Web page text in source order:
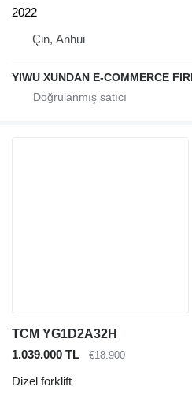
2022
Çin, Anhui
YIWU XUNDAN E-COMMERCE
TCM YG1D2A32H
1.039.000 TL
€18.900
Dizel forklift